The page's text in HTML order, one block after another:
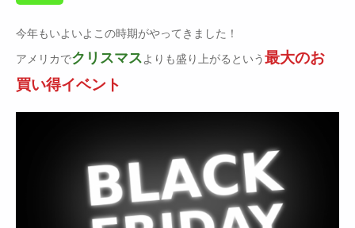
今年もいよいよこの時期がやってきました！
アメリカでクリスマスよりも盛り上がるという最大のお
買い得イベント